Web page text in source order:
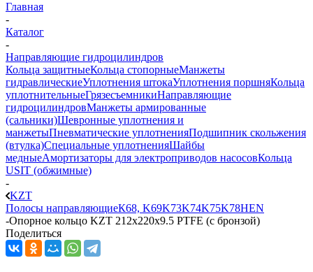
Главная
-
Каталог
-
Направляющие гидроцилиндров
Кольца защитныеКольца стопорныеМанжеты
гидравлическиеУплотнения штокаУплотнения поршняКольца
уплотнительныеГрязесъемникиНаправляющие
гидроцилиндровМанжеты армированные
(сальники)Шевронные уплотнения и
манжетыПневматические уплотненияПодшипник скольжения
(втулка)Специальные уплотненияШайбы
медныеАмортизаторы для электроприводов насосовКольца
USIT (обжимные)
-
KZT
Полосы направляющиеК68, K69K73K74K75K78HEN
-Опорное кольцо KZT 212x220x9.5 PTFE (с бронзой)
Поделиться